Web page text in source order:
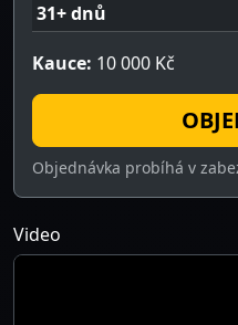
31+ dnů
Kauce: 10 000 Kč
Objednávka probíhá v
Video